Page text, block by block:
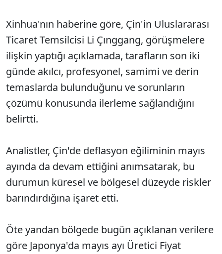
Xinhua'nın haberine göre, Çin'in Uluslararası
Ticaret Temsilcisi Li Çınggang, görüşmelere
ilişkin yaptığı açıklamada, tarafların son iki
günde akılcı, profesyonel, samimi ve derin
temaslarda bulunduğunu ve sorunların
çözümü konusunda ilerleme sağlandığını
belirtti.
Analistler, Çin'de deflasyon eğiliminin mayıs
ayında da devam ettiğini anımsatarak, bu
durumun küresel ve bölgesel düzeyde riskler
barındırdığına işaret etti.
Öte yandan bölgede bugün açıklanan verilere
göre Japonya'da mayıs ayı Üretici Fiyat